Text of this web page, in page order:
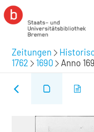
Zeitungen
1762
1690 Anno